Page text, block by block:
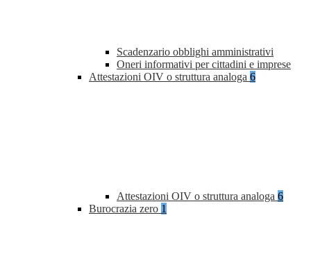
Scadenzario obblighi amministrativi
Oneri informativi per cittadini e imprese
Attestazioni OIV o struttura analoga 6
Attestazioni OIV o struttura analoga 6
Burocrazia zero 1